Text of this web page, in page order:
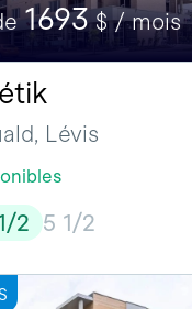
1693$ / mois
Lévis
2 5 1/2